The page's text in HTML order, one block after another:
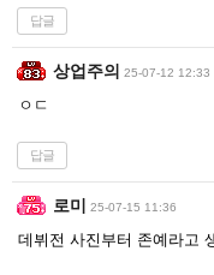
답글
상업주의 25-07-12 12:33
ㅇㄷ
답글
로미 25-07-15 11:36
데뷔전 사진부터 존예라고